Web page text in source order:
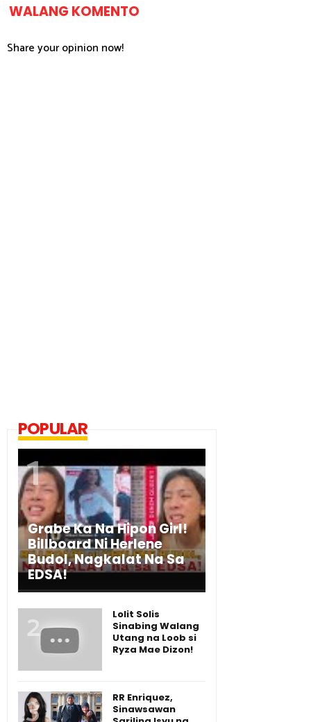
WALANG KOMENTO
Share your opinion now!
POPULAR
Grabe Ka Na Hipon Girl!
Billboard Ni Herlene
Budol, Nagkalat Na Sa
EDSA!
Lolit Solis
Sinabing Walang
Utang na Loob si
Ryza Mae Dizon!
RR Enriquez,
Sinawsawan